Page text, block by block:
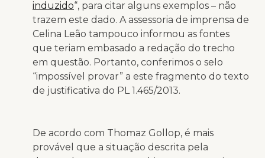
induzido“, para citar alguns exemplos – não
trazem este dado. A assessoria de imprensa de
Celina Leão tampouco informou as fontes
que teriam embasado a redação do trecho
em questão. Portanto, conferimos o selo
“impossível provar” a este fragmento do texto
de justificativa do PL 1.465/2013.
De acordo com Thomaz Gollop, é mais
provável que a situação descrita pela